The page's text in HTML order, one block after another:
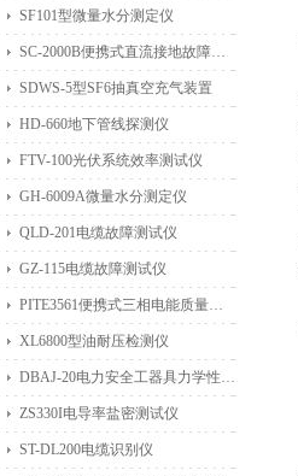
SF101型微量水分测定仪
SC-2000B便携式直流接地故障检测仪
SDWS-5型SF6抽真空充气装置
HD-660地下管线探测仪
FTV-100光伏系统效率测试仪
GH-6009A微量水分测定仪
QLD-201电缆故障测试仪
GZ-115电缆故障测试仪
PITE3561便携式三相电能质量分析仪
XL6800型油耐压检测仪
DBAJ-20电力安全工器具力学性能试验机
ZS330I电导率盐密测试仪
ST-DL200电缆识别仪